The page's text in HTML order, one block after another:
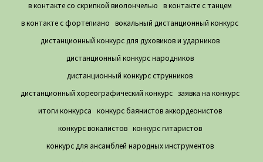
в контакте со скрипкой виолончелью в контакте с танцем
в контакте с фортепиано
вокальный дистанционный конкурс
дистанционный конкурс для духовиков и ударников
дистанционный конкурс народников
дистанционный конкурс струнников
дистанционный хореографический конкурс заявка на конкурс
итоги конкурса конкурс баянистов аккордеонистов
конкурс вокалистов конкурс гитаристов
конкурс для ансамблей народных инструментов